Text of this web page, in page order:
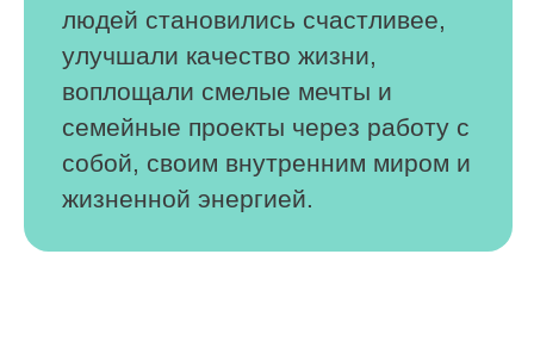
Помощь другим людям.
Вы можете реализовать истинную любовь к
Рейки и передавать накопленные знания,
делиться опытом, быть полезным и
помогать расти другим каждый день. Вы
будете вносить вклад в результаты и
победы учеников.